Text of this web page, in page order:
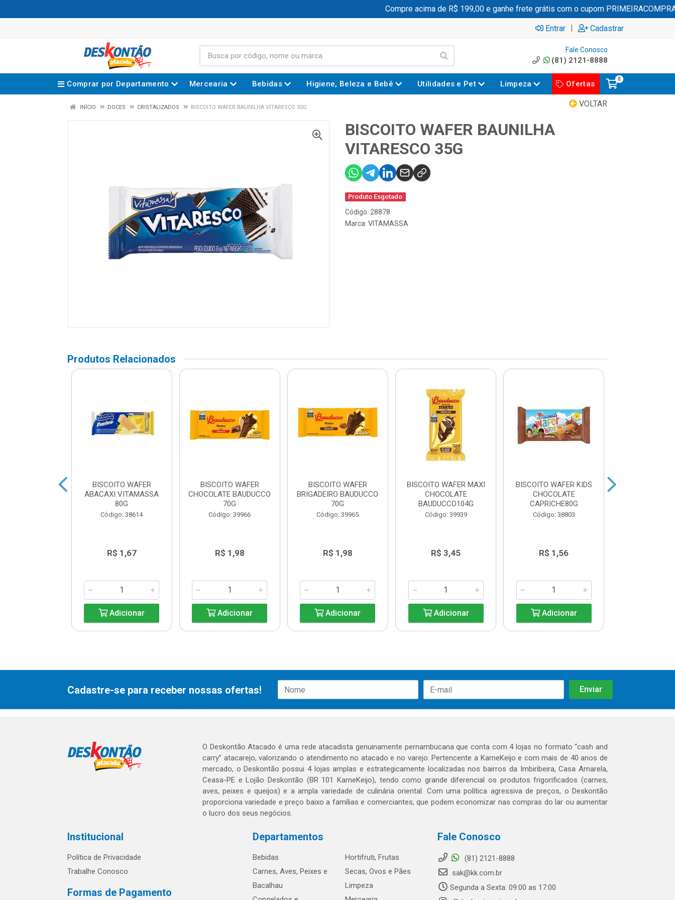
Compre acima de R$ 199,00 e ganhe frete grátis com o cupom PRIMEIRACOMPRA
Entrar | Cadastrar
Fale Conosco
(81) 2121-8888
Comprar por Departamento Mercearia Bebidas Higiene, Beleza e Bebê Utilidades e Pet Limpeza Ofertas
0
VOLTAR
INÍCIO DOCES CRISTALIZADOS BISCOITO WAFER BAUNILHA VITARESCO 35G
BISCOITO WAFER BAUNILHA
VITARESCO 35G
Produto Esgotado
Código: 28878
Marca: VITAMASSA
Produtos Relacionados
BISCOITO WAFER
ABACAXI VITAMASSA
80G
Código: 38614
R$ 1,67
Adicionar
BISCOITO WAFER
CHOCOLATE BAUDUCCO
70G
Código: 39966
R$ 1,98
Adicionar
BISCOITO WAFER
BRIGADEIRO BAUDUCCO
70G
Código: 39965
R$ 1,98
Adicionar
BISCOITO WAFER MAXI
CHOCOLATE
BAUDUCCO104G
Código: 39939
R$ 3,45
Adicionar
BISCOITO WAFER KIDS
CHOCOLATE
CAPRICHE80G
Código: 38803
R$ 1,56
Adicionar
Cadastre-se para receber nossas ofertas!
O Deskontão Atacado é uma rede atacadista genuinamente pernambucana que conta com 4 lojas no formato “cash and
carry” atacarejo, valorizando o atendimento no atacado e no varejo. Pertencente a KarneKeijo e com mais de 40 anos de
mercado, o Deskontão possui 4 lojas amplas e estrategicamente localizadas nos bairros da Imbiribeira, Casa Amarela,
Ceasa-PE e Lojão Deskontão (BR 101 KarneKeijo), tendo como grande diferencial os produtos frigorificados (carnes,
aves, peixes e queijos) e a ampla variedade de culinária oriental. Com uma política agressiva de preços, o Deskontão
proporciona variedade e preço baixo a famílias e comerciantes, que podem economizar nas compras do lar ou aumentar
o lucro dos seus negócios.
Institucional
Política de Privacidade
Trabalhe Conosco
Formas de Pagamento
Departamentos
Bebidas
Carnes, Aves, Peixes e
Bacalhau
Hortifruti, Frutas
Secas, Ovos e Pães
Limpeza
Fale Conosco
(81) 2121-8888
sak@kk.com.br
Segunda a Sexta: 09:00 as 17:00